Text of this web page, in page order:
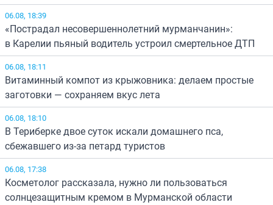
06.08, 18:39
«Пострадал несовершеннолетний мурманчанин»:
в Карелии пьяный водитель устроил смертельное ДТП
06.08, 18:11
Витаминный компот из крыжовника: делаем простые
заготовки — сохраняем вкус лета
06.08, 18:10
В Териберке двое суток искали домашнего пса,
сбежавшего из-за петард туристов
06.08, 17:38
Косметолог рассказала, нужно ли пользоваться
солнцезащитным кремом в Мурманской области